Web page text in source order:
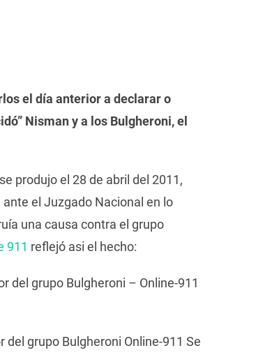
el día anterior a declarar o
Nisman y a los Bulgheroni, el
produjo el 28 de abril del 2011,
el Juzgado Nacional en lo
una causa contra el grupo
911 reflejó asi el hecho:
del grupo Bulgheroni – Online-911
grupo Bulgheroni Online-911 Se